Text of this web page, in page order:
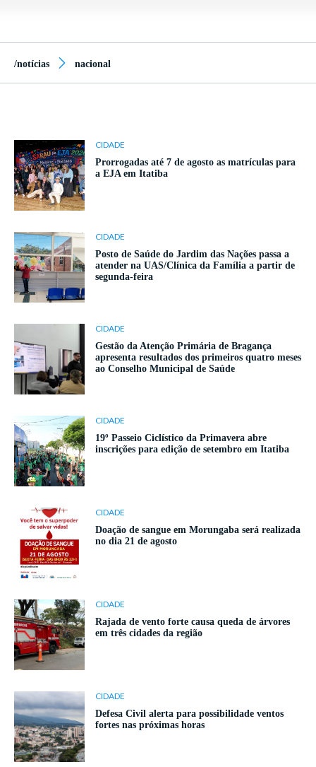
/notícias nacional
CIDADE
Prorrogadas até 7 de agosto as matrículas para
a EJA em Itatiba
CIDADE
Posto de Saúde do Jardim das Nações passa a
atender na UAS/Clínica da Família a partir de
segunda-feira
CIDADE
Gestão da Atenção Primária de Bragança
apresenta resultados dos primeiros quatro meses
ao Conselho Municipal de Saúde
CIDADE
19º Passeio Ciclístico da Primavera abre
inscrições para edição de setembro em Itatiba
CIDADE
Doação de sangue em Morungaba será realizada
no dia 21 de agosto
CIDADE
Rajada de vento forte causa queda de árvores
em três cidades da região
CIDADE
Defesa Civil alerta para possibilidade ventos
fortes nas próximas horas